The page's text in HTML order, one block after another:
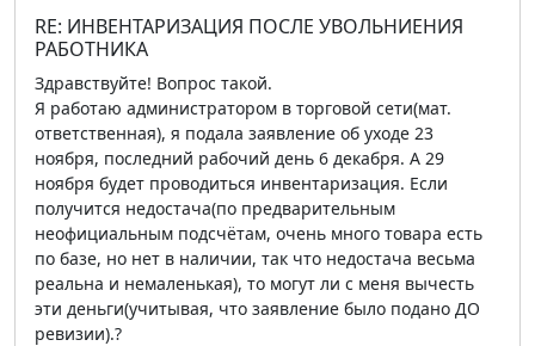
RE: ИНВЕНТАРИЗАЦИЯ ПОСЛЕ УВОЛЬНИЕНИЯ
РАБОТНИКА
Здравствуйте! Вопрос такой.
Я работаю администратором в торговой сети(мат.
ответственная), я подала заявление об уходе 23
ноября, последний рабочий день 6 декабря. А 29
ноября будет проводиться инвентаризация. Если
получится недостача(по предварительным
неофициальным подсчётам, очень много товара есть
по базе, но нет в наличии, так что недостача весьма
реальна и немаленькая), то могут ли с меня вычесть
эти деньги(учитывая, что заявление было подано ДО
ревизии).?